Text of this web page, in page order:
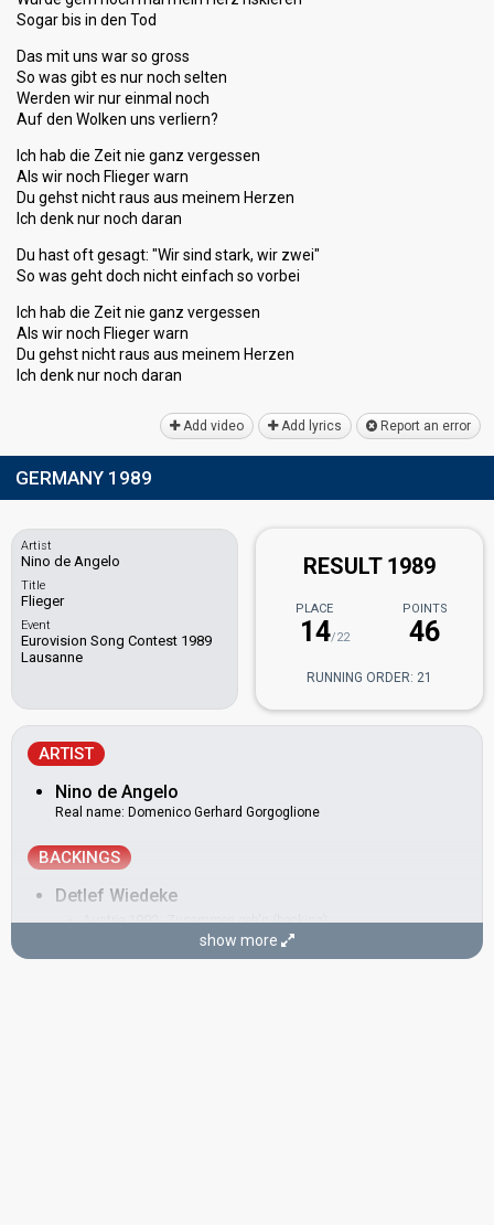
Sogar bis in den Tod
Das mit uns war so gross
So was gibt es nur noch selten
Werden wir nur einmal noch
Auf den Wolken uns verliern?
Ich hab die Zeit nie ganz vergessen
Als wir noch Flieger warn
Du gehst nicht raus aus meinem Herzen
Ich denk nur noch daran
Du hast oft gesagt: "Wir sind stark, wir zwei"
So was geht doch nicht einfach so vorbei
Ich hab die Zeit nie ganz vergessen
Als wir noch Flieger warn
Du gehst nicht raus auѕ meinem Herzen
Ich denk nur noch darаn
Add video Add lyrics Report an error
GERMANY 1989
Artist
Nino de Angelo
Title
Flieger
Event
Eurovision Song Contest 1989
Lausanne
RESULT 1989
PLACE
14/22
POINTS
46
RUNNING ORDER: 21
ARTIST
Nino de Angelo
Real name: Domenico Gerhard Gorgoglione
BACKINGS
Detlef Wiedeke
Austria 1992:Zusammen geh'n(backing)
Nur ein Lied(backing)
show more